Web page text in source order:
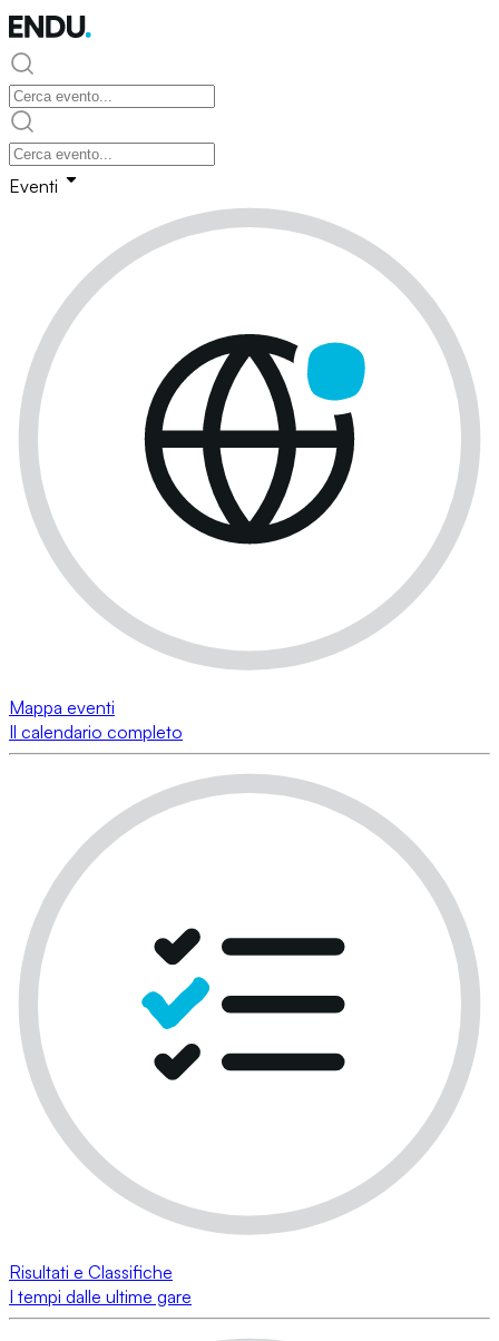
Eventi
Mappa eventi
Il calendario completo
Risultati e Classifiche
I tempi dalle ultime gare